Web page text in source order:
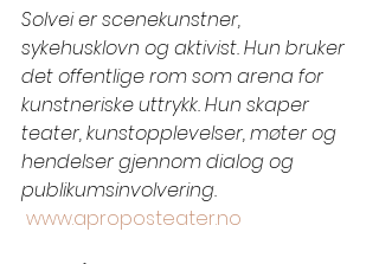
Solvei er scenekunstner,
sykehusklovn og aktivist. Hun bruker
det offentlige rom som arena for
kunstneriske uttrykk. Hun skaper
teater, kunstopplevelser, møter og
hendelser gjennom dialog og
publikumsinvolvering.
www.aproposteater.no